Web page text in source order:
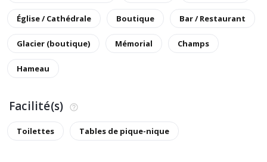
Église / Cathédrale Boutique Bar / Restaurant
Glacier (boutique) Mémorial Champs
Hameau
Facilité(s)
Toilettes Tables de pique-nique